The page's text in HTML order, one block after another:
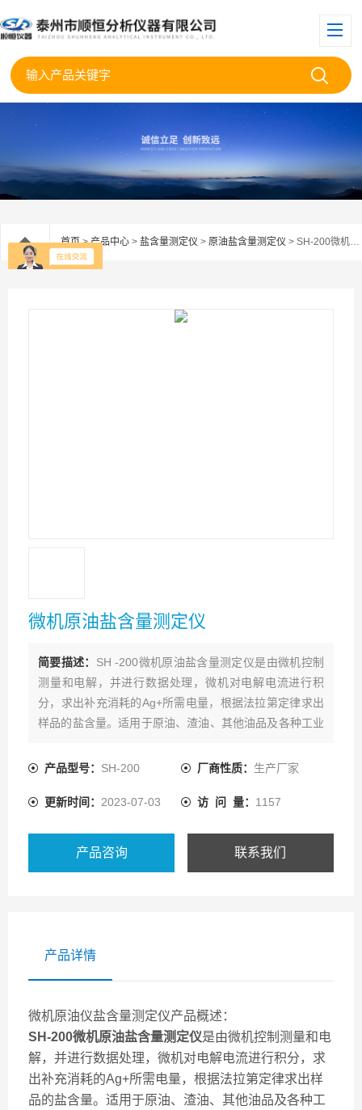
首页>产品中心 > 盐含量测定仪 > 原油盐含量测定仪 > SH-200微机原油盐含量测定仪
微机原油盐含量测定仪
简要描述： SH -200微机原油盐含量测定仪是由微机控制
测量和电解，并进行数据处理，微机对电解电流进行积
分，求出补充消耗的Ag+所需电量，根据法拉第定律求出
样品的盐含量。适用于原油、渣油、其他油品及各种工业
盐工艺控制盐含量分析的理想仪器。
产品型号： SH-200 厂商性质： 生产厂家
更新时间： 2023-07-03 访 问 量： 1157
产品咨询 联系我们
产品详情
微机原油仪盐含量测定仪产品概述：
SH-200微机原油盐含量测定仪是由微机控制测量和电
解，并进行数据处理，微机对电解电流进行积分，求
出补充消耗的Ag+所需电量，根据法拉第定律求出样
品的盐含量。适用于原油、渣油、其他油品及各种工